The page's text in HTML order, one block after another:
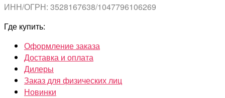
ИНН/ОГРН: 3528167638/1047796106269
Где купить:
Оформление заказа
Доставка и оплата
Дилеры
Заказ для физических лиц
Новинки